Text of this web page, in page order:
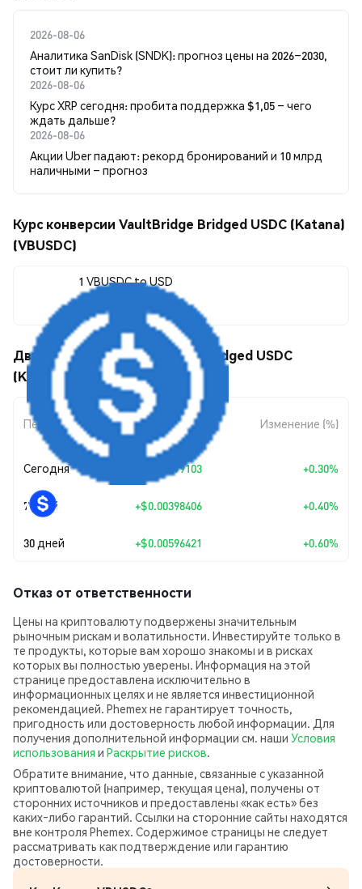
2026-08-06
Аналитика SanDisk (SNDK): прогноз цены на 2026–2030,
стоит ли купить?
2026-08-06
Курс XRP сегодня: пробита поддержка $1,05 – чего
ждать дальше?
2026-08-06
Акции Uber падают: рекорд бронирований и 10 млрд
наличными – прогноз
Курс конверсии VaultBridge Bridged USDC (Katana)
(VBUSDC)
1 VBUSDC to USD
$1.00
Движения цены VaultBridge Bridged USDC
(Katana) (VBUSDC)
Период
Изменение
суммы
Изменение (%)
Сегодня $0.00299103 +0.30%
7 дней +$0.00398406 +0.40%
30 дней +$0.00596421 +0.60%
Отказ от ответственности
Цены на криптовалюту подвержены значительным
рыночным рискам и волатильности. Инвестируйте только в
те продукты, которые вам хорошо знакомы и в рисках
которых вы полностью уверены. Информация на этой
странице предоставлена исключительно в
информационных целях и не является инвестиционной
рекомендацией. Phemex не гарантирует точность,
пригодность или достоверность любой информации. Для
получения дополнительной информации см. наши Условия
использования и Раскрытие рисков.
Обратите внимание, что данные, связанные с указанной
криптовалютой (например, текущая цена), получены от
сторонних источников и предоставлены «как есть» без
каких‑либо гарантий. Ссылки на сторонние сайты находятся
вне контроля Phemex. Содержимое страницы не следует
рассматривать как подтверждение или гарантию
достоверности.